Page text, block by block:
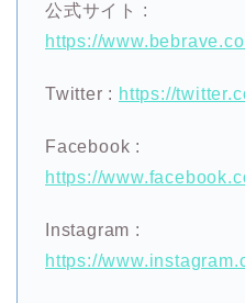
公式サイト :
https://
Twitter : https://
Facebook :
https://
Instagram :
https://